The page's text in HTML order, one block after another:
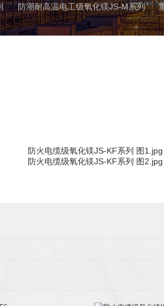
防潮耐高温电工级氧化镁JS-M系列